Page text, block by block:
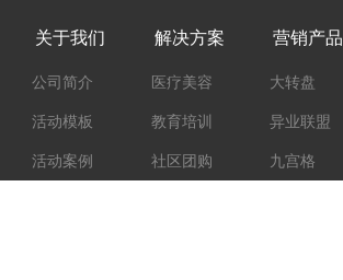
关于我们
公司简介
活动模板
活动案例
解决方案
医疗美容
教育培训
社区团购
营销产品
大转盘
异业联盟
九宫格